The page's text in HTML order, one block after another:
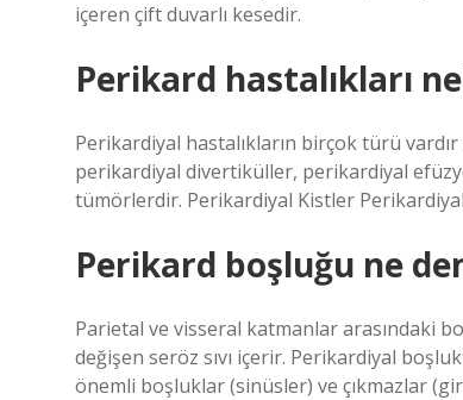
içeren çift duvarlı kesedir.
Perikard hastalıkları
Perikardiyal hastalıkların birçok türü
perikardiyal divertiküller, perikardiyal
tümörlerdir. Perikardiyal Kistler
Perikard boşluğu ne
Parietal ve visseral katmanlar arasındaki
değişen seröz sıvı içerir. Perikardiyal
önemli boşluklar (sinüsler) ve çıkmazlar